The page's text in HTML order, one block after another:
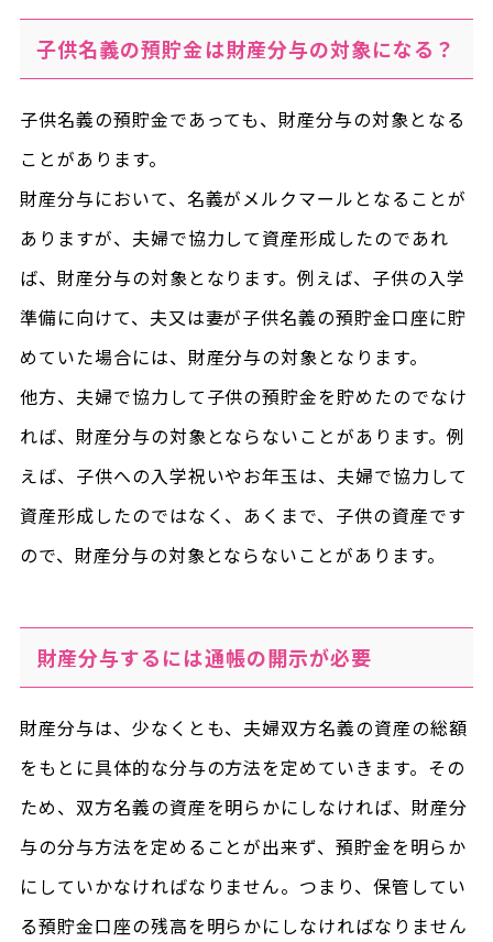
子供名義の預貯金は財産分与の対象になる？
子供名義の預貯金であっても、財産分与の対象となる
ことがあります。
財産分与において、名義がメルクマールとなることが
ありますが、夫婦で協力して資産形成したのであれ
ば、財産分与の対象となります。例えば、子供の入学
準備に向けて、夫又は妻が子供名義の預貯金口座に貯
めていた場合には、財産分与の対象となります。
他方、夫婦で協力して子供の預貯金を貯めたのでなけ
れば、財産分与の対象とならないことがあります。例
えば、子供への入学祝いやお年玉は、夫婦で協力して
資産形成したのではなく、あくまで、子供の資産です
ので、財産分与の対象とならないことがあります。
財産分与するには通帳の開示が必要
財産分与は、少なくとも、夫婦双方名義の資産の総額
をもとに具体的な分与の方法を定めていきます。その
ため、双方名義の資産を明らかにしなければ、財産分
与の分与方法を定めることが出来ず、預貯金を明らか
にしていかなければなりません。つまり、保管してい
る預貯金口座の残高を明らかにしなければなりません